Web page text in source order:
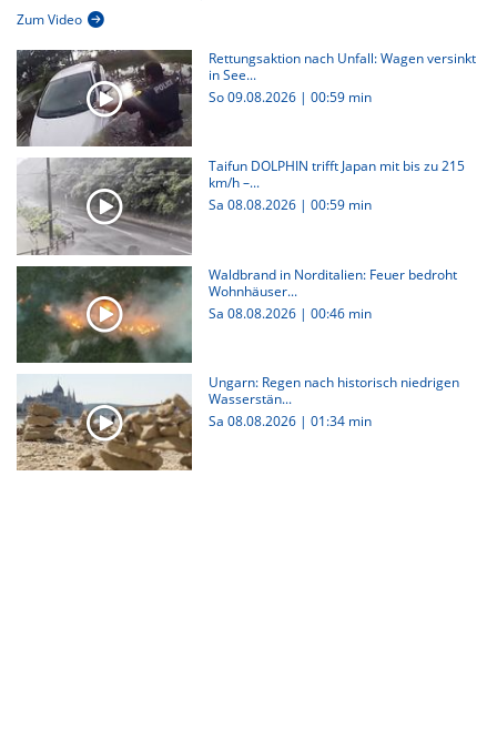
Zum Video
Rettungsaktion nach Unfall: Wagen versinkt
in See...
So 09.08.2026 | 00:59 min
Taifun DOLPHIN trifft Japan mit bis zu 215
km/h –...
Sa 08.08.2026 | 00:59 min
Waldbrand in Norditalien: Feuer bedroht
Wohnhäuser...
Sa 08.08.2026 | 00:46 min
Ungarn: Regen nach historisch niedrigen
Wasserstän...
Sa 08.08.2026 | 01:34 min